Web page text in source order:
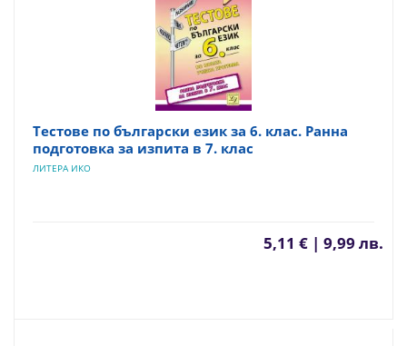
Тестове по български език за 6. клас. Ранна
подготовка за изпита в 7. клас
ЛИТЕРА ИКО
5,11 € | 9,99 лв.